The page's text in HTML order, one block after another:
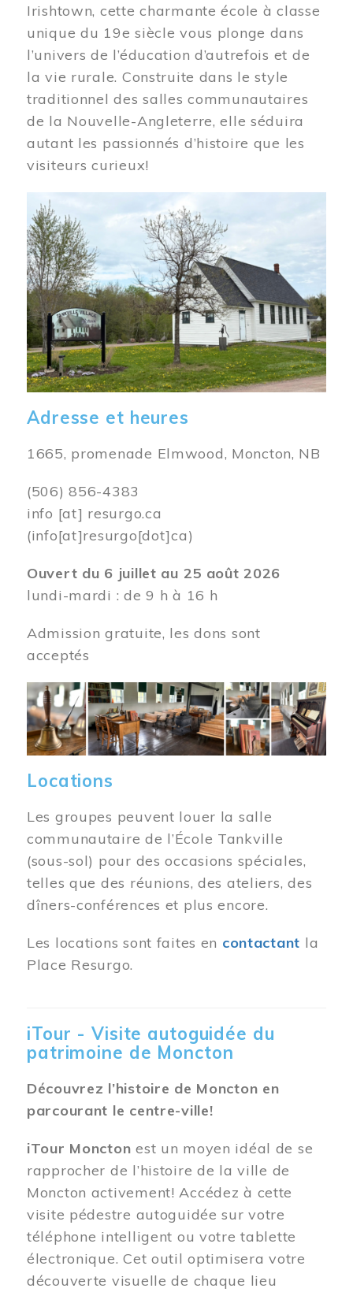
Irishtown, cette charmante école à classe
unique du 19e siècle vous plonge dans
l’univers de l’éducation d’autrefois et de
la vie rurale. Construite dans le style
traditionnel des salles communautaires
de la Nouvelle-Angleterre, elle séduira
autant les passionnés d’histoire que les
visiteurs curieux!
Image
Adresse et heures
1665, promenade Elmwood, Moncton, NB
(506) 856-4383
info [at] resurgo.ca
(info[at]resurgo[dot]ca)
Ouvert du 6 juillet au 25 août 2026
lundi-mardi : de 9 h à 16 h
Admission gratuite, les dons sont
acceptés
Image
Locations
Les groupes peuvent louer la salle
communautaire de l’École Tankville
(sous-sol) pour des occasions spéciales,
telles que des réunions, des ateliers, des
dîners-conférences et plus encore.
Les locations sont faites en contactant la
Place Resurgo.
iTour - Visite autoguidée du
patrimoine de Moncton
Découvrez l’histoire de Moncton en
parcourant le centre-ville!
iTour Moncton est un moyen idéal de se
rapprocher de l’histoire de la ville de
Moncton activement! Accédez à cette
visite pédestre autoguidée sur votre
téléphone intelligent ou votre tablette
électronique. Cet outil optimisera votre
découverte visuelle de chaque lieu